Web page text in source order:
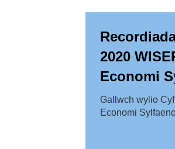
2020
Economi
Gallwch wylio
Economi